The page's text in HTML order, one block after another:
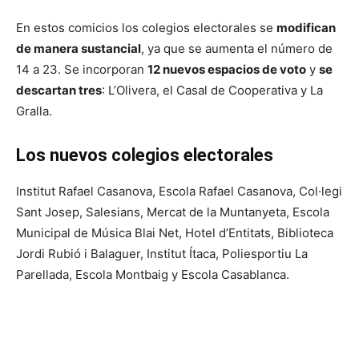
En estos comicios los colegios electorales se modifican
de manera sustancial, ya que se aumenta el número de
14 a 23. Se incorporan 12 nuevos espacios de voto y se
descartan tres: L’Olivera, el Casal de Cooperativa y La
Gralla.
Los nuevos colegios electorales
Institut Rafael Casanova, Escola Rafael Casanova, Col·legi
Sant Josep, Salesians, Mercat de la Muntanyeta, Escola
Municipal de Música Blai Net, Hotel d’Entitats, Biblioteca
Jordi Rubió i Balaguer, Institut Ítaca, Poliesportiu La
Parellada, Escola Montbaig y Escola Casablanca.